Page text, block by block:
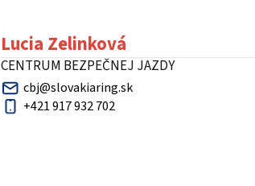
Lucia Zelinková
CENTRUM BEZPEČNEJ JAZDY
cbj@slovakiaring.sk
+421 917 932 702